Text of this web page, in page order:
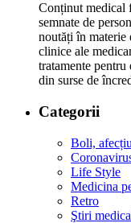
Conținut medical
semnate de
noutăți în materie
clinice ale
tratamente
din surse de
Categorii
Boli,
Life Style
Medicina
Retro
Ştiri